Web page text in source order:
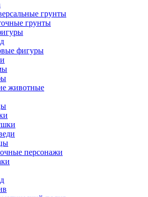
грунты
грунты
фигуры
животные
персонажи